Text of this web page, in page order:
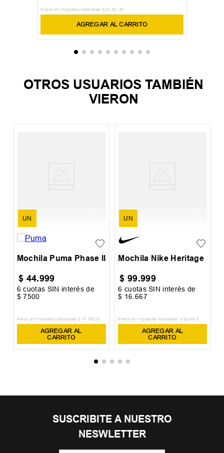
Precio sin impuestos nacionales: $ 41 .321 ,49
AGREGAR AL CARRITO
OTROS USUARIOS TAMBIÉN
VIERON
UN
Mochila Puma Phase II
$ 44.999
6 cuotas SIN interés de
$ 7500
Precio sin impuestos nacionales: $ 37 .189,26
AGREGAR AL
CARRITO
UN
Mochila Nike Heritage
$ 99.999
6 cuotas SIN interés de
$ 16.667
Precio sin impuestos nacionales: $ 82.643,8
AGREGAR AL
CARRITO
SUSCRIBITE A NUESTRO
NESWLETTER